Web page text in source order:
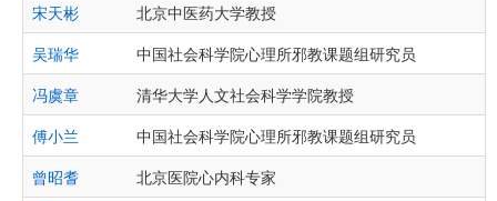
宋天彬
北京中医药大学教授
吴瑞华
中国社会科学院心理所邪教课题组研究员
冯虞章
清华大学人文社会科学学院教授
傅小兰
中国社会科学院心理所邪教课题组研究员
曾昭耆
北京医院心内科专家